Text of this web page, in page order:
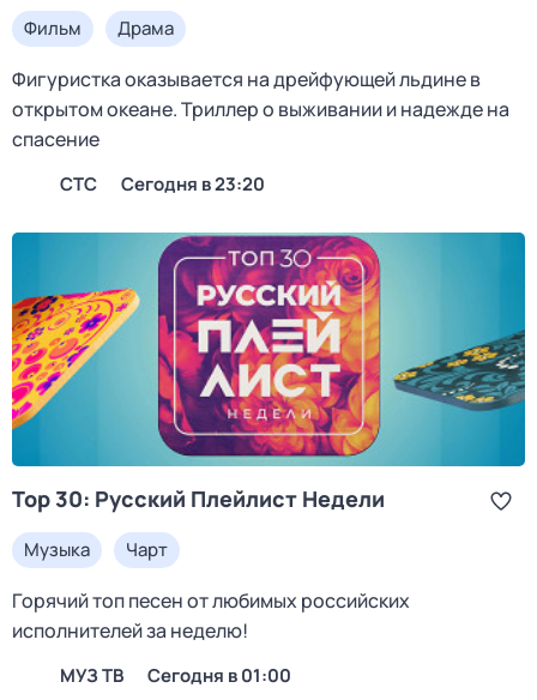
Фильм Драма
Фигуристка оказывается на дрейфующей льдине в
открытом океане. Триллер о выживании и надежде на
спасение
СТС Сегодня в 23:20
Top 30: Русский Плейлист Недели
Музыка Чарт
Горячий топ песен от любимых российских
исполнителей за неделю!
МУЗ ТВ Сегодня в 01:00